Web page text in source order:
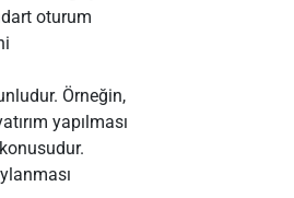
oturum
Örneğin,
yapılması